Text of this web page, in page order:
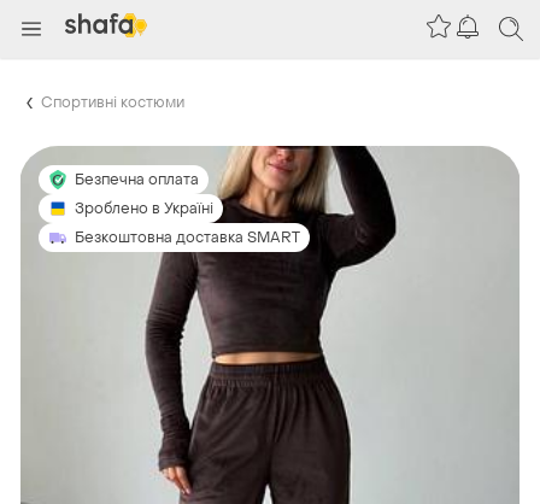
Спортивні костюми
Безпечна оплата
Зроблено в Україні
Безкоштовна доставка SMART